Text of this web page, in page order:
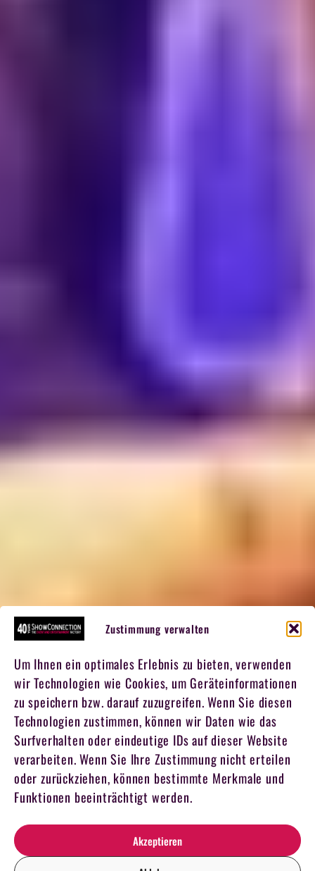
Zustimmung verwalten
Um Ihnen ein optimales Erlebnis zu bieten, verwenden
wir Technologien wie Cookies, um Geräteinformationen
zu speichern bzw. darauf zuzugreifen. Wenn Sie diesen
Technologien zustimmen, können wir Daten wie das
Surfverhalten oder eindeutige IDs auf dieser Website
verarbeiten. Wenn Sie Ihre Zustimmung nicht erteilen
oder zurückziehen, können bestimmte Merkmale und
Funktionen beeinträchtigt werden.
Akzeptieren